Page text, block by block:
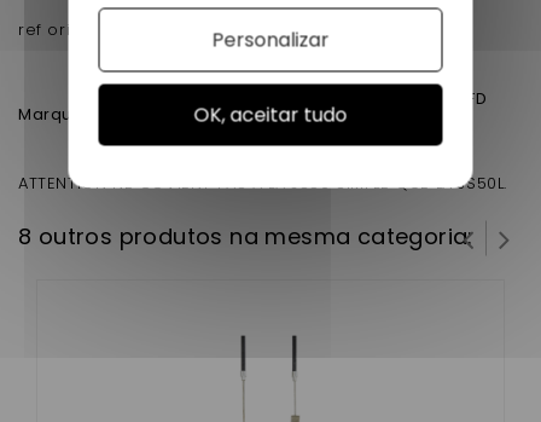
ref origine 0184068
Marque Ligier modele :
Ligier IXO DCI - VJRJS36CR
Ligier IXO Progress - VJRJS36FD
LIGIER JS50L phase 1 et 2 VJRB1
ATTENTION NE COVIENT PAS A LA JS50 SIMPLE QUE LA JS50L.
8 outros produtos na mesma categoria:
OK, aceitar tudo
Personalizar